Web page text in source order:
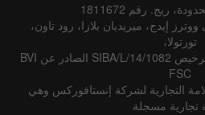
ريج. رقم 1811672
إيدج، ميريديان بلازا، رود تاون،
تورتولا،
جزر فيرجن البريطانية رقم الترخيص SIBA/L/14/1082 الصادر عن BVI
FSC
التجارية لشركة إنستافوركس وهي
تجارية مسجلة